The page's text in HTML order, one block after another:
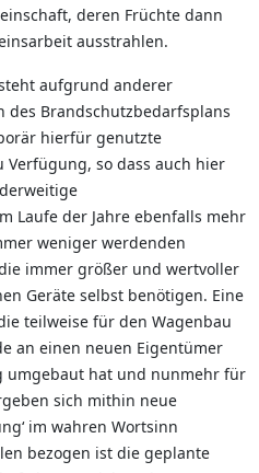
deren Früchte dann
ausstrahlen.
aufgrund anderer
des Brandschutzbedarfsplans
hierfür genutzte
Verfügung, so dass auch hier
Laufe der Jahre ebenfalls mehr
weniger werdenden
immer größer und wertvoller
Geräte selbst benötigen. Eine
teilweise für den Wagenbau
an einen neuen Eigentümer
umgebaut hat und nunmehr für
sich mithin neue
im wahren Wortsinn
bezogen ist die geplante